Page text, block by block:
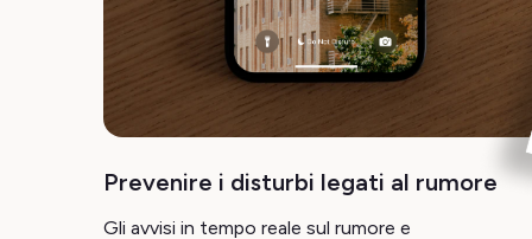
Prevenire i disturbi legati al rumore
Gli avvisi in tempo reale sul rumore e